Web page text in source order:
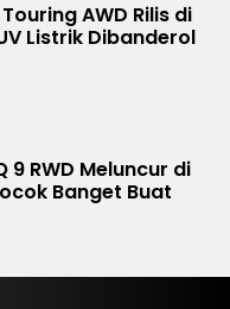
AWD Rilis di
Listrik Dibanderol
9 RWD Meluncur di
Banget Buat